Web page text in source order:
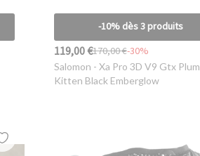
-10% dès 3 produits
119,00 €170,00 €-30%
Salomon - Xa Pro 3D V9 Gtx Plum
Kitten Black Emberglow